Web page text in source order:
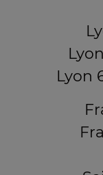
Lyon